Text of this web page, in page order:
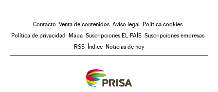
Contacto Venta de contenidos Aviso legal Política cookies
Política de privacidad Mapa Suscripciones EL PAÍS Suscripciones empresas
RSS Índice Noticias de hoy